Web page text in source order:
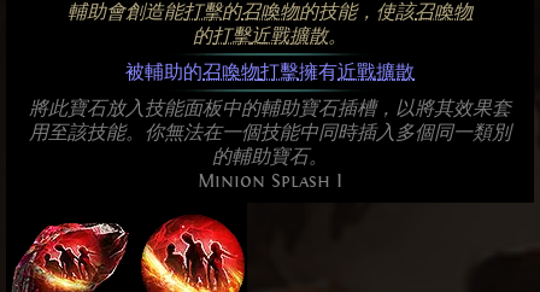
輔助會創造能打擊的召喚物的技能，使該召喚物
的打擊近戰擴散。
被輔助的召喚物打擊擁有近戰擴散
將此寶石放入技能面板中的輔助寶石插槽，以將其效果套
用至該技能。你無法在一個技能中同時插入多個同一類別
的輔助寶石。
Minion Splash I